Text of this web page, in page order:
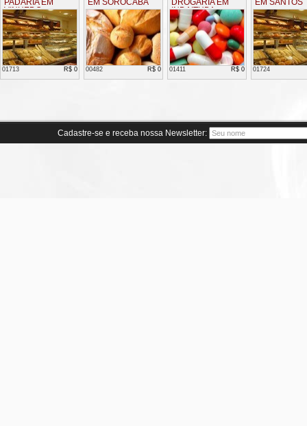
PADARIA EM
VINHEDO
01713 R$ 0
EM SOROCABA
00482 R$ 0
DROGARIA EM
INDAITUBA
01411 R$ 0
EM SANTOS
01724
Cadastre-se e receba nossa Newsletter: